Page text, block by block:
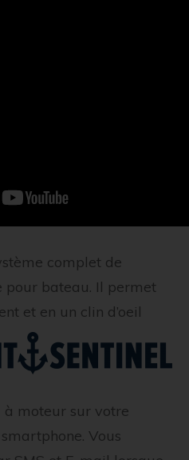
complet de
pour bateau. Il permet
et en un clin d’oeil
moteur sur votre
Vous